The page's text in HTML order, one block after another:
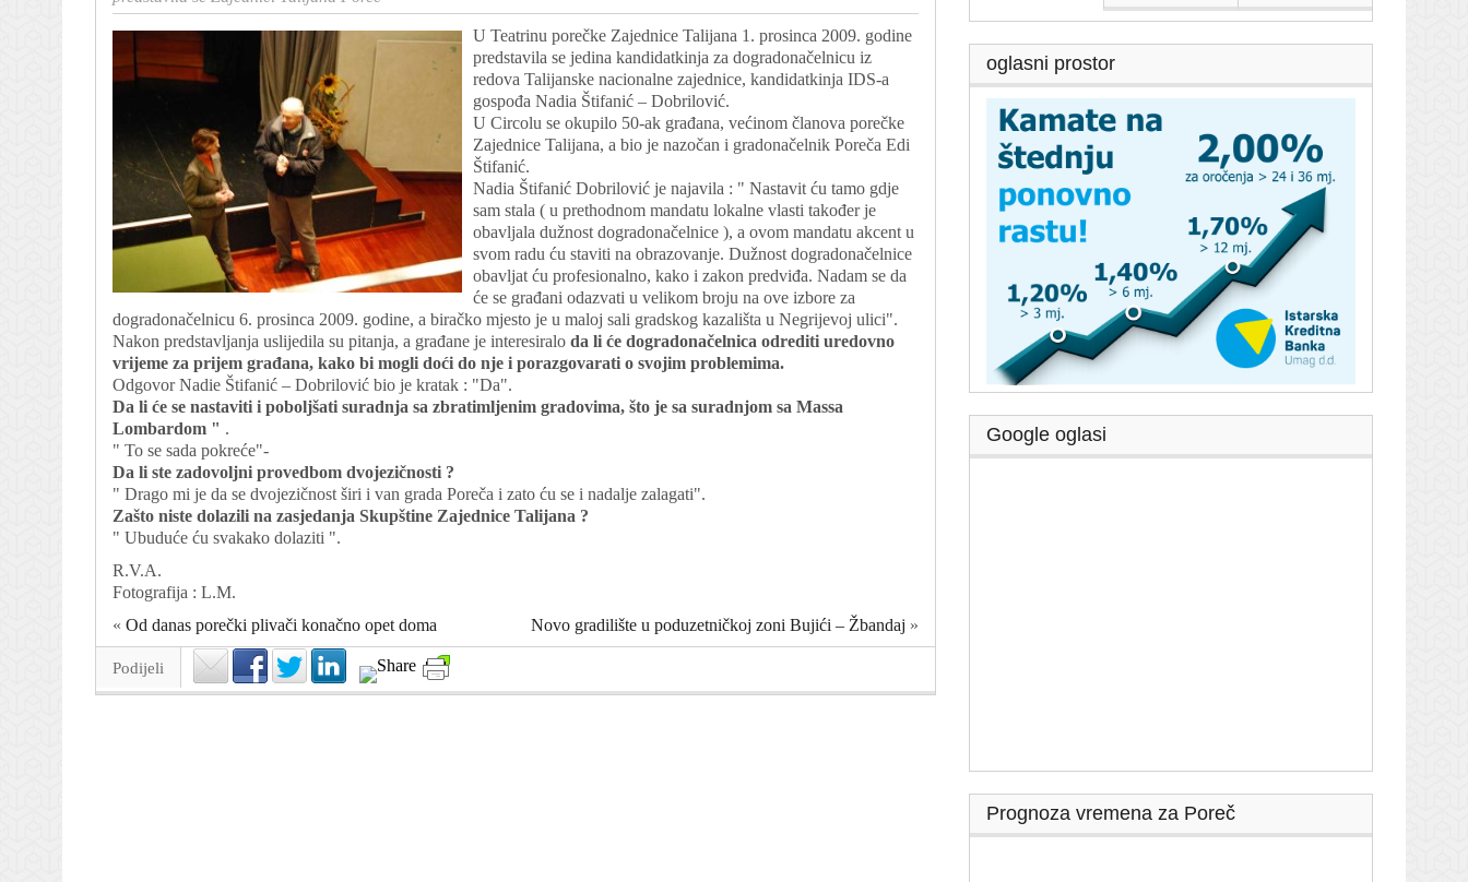
U Teatrinu porečke Zajednice Talijana 1. prosinca 2009. godine
predstavila se jedina kandidatkinja za dogradonačelnicu iz
redova Talijanske nacionalne zajednice, kandidatkinja IDS-a
gospođa Nadia Štifanić – Dobrilović.
U Circolu se okupilo 50-ak građana, većinom članova porečke
Zajednice Talijana, a bio je nazočan i gradonačelnik Poreča Edi
Štifanić.
Nadia Štifanić Dobrilović je najavila : " Nastavit ću tamo gdje
sam stala ( u prethodnom mandatu lokalne vlasti također je
obavljala dužnost dogradonačelnice ), a ovom mandatu akcent u
svom radu ću staviti na obrazovanje. Dužnost dogradonačelnice
obavljat ću profesionalno, kako i zakon predviđa. Nadam se da
će se građani odazvati u velikom broju na ove izbore za
dogradonačelnicu 6. prosinca 2009. godine, a biračko mjesto je u maloj sali gradskog kazališta u Negrijevoj ulici".
Nakon predstavljanja uslijedila su pitanja, a građane je interesiralo da li će dogradonačelnica odrediti uredovno
vrijeme za prijem građana, kako bi mogli doći do nje i porazgovarati o svojim problemima.
Odgovor Nadie Štifanić – Dobrilović bio je kratak : "Da".
Da li će se nastaviti i poboljšati suradnja sa zbratimljenim gradovima, što je sa suradnjom sa Massa
Lombardom " .
" To se sada pokreće"-
Da li ste zadovoljni provedbom dvojezičnosti ?
" Drago mi je da se dvojezičnost širi i van grada Poreča i zato ću se i nadalje zalagati".
Zašto niste dolazili na zasjedanja Skupštine Zajednice Talijana ?
" Ubuduće ću svakako dolaziti ".
R.V.A.
Fotografija : L.M.
« Od danas porečki plivači konačno opet doma Novo gradilište u poduzetničkoj zoni Bujići – Žbandaj »
Podijeli
oglasni prostor
Google oglasi
Prognoza vremena za Poreč